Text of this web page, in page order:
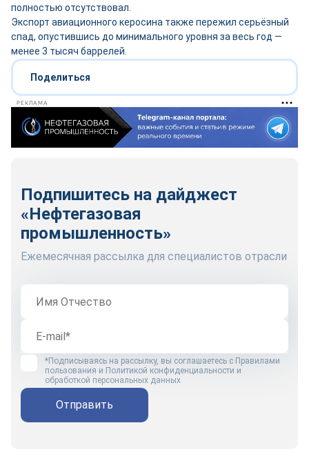
полностью отсутствовал.
Экспорт авиационного керосина также пережил серьёзный
спад, опустившись до минимального уровня за весь год —
менее 3 тысяч баррелей.
Поделиться
РЕКЛАМА
Подпишитесь на дайджест
«Нефтегазовая
промышленность»
Ежемесячная рассылка для специалистов отрасли
*Подписываясь на рассылку, вы соглашаетесь с Правилами
пользования и Политикой конфиденциальности и
обработкой персональных данных
Отправить